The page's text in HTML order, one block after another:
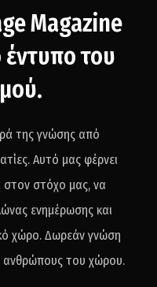
Magazine
του
της γνώσης από
Αυτό μας φέρνει
στον στόχο μας, να
ενημέρωσης και
χώρο. Δωρεάν γνώση
ανθρώπους του χώρου.